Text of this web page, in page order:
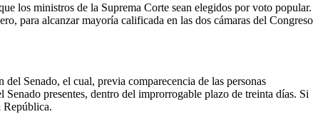
los ministros de la Suprema Corte sean elegidos por voto popular.
para alcanzar mayoría calificada en las dos cámaras del Congreso
Senado, el cual, previa comparecencia de las personas
presentes, dentro del improrrogable plazo de treinta días. Si
República.